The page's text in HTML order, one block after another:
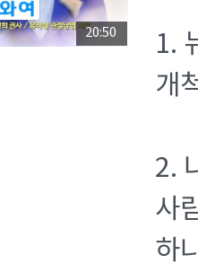
20:50
1.
개
2.
사
하